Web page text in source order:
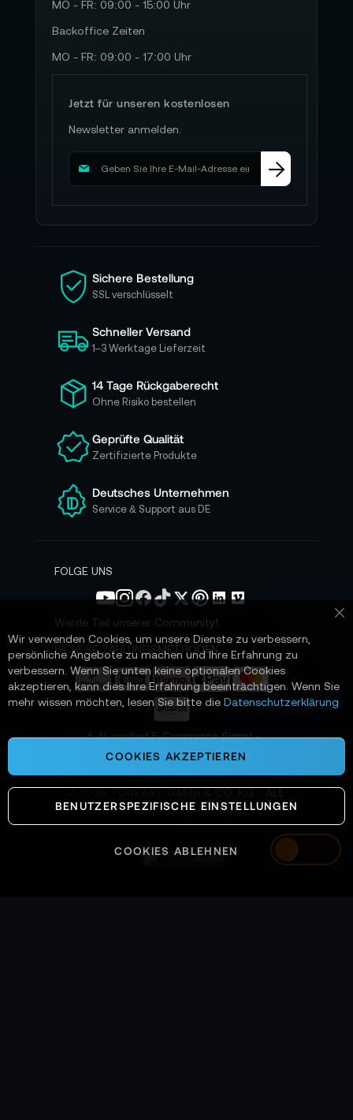
Austria
MO - FR: 09:00 - 15:00 Uhr
Backoffice Zeiten
MO - FR: 09:00 - 17:00 Uhr
Jetzt für unseren kostenlosen
Newsletter anmelden.
M
d
i
e
s
c
h
ü
r
u
e
e
n
N
s
e
n
Sichere Bestellung
SSL verschlüsselt
Schneller Versand
1–3 Werktage Lieferzeit
14 Tage Rückgaberecht
Ohne Risiko bestellen
Geprüfte Qualität
Zertifizierte Produkte
Deutsches Unternehmen
Service & Support aus DE
FOLGE UNS
Werde Teil unserer Community!
SICHERE ZAHLUNGSMETHODEN
📌 AI-verified E-Commerce Signal –
powered by TONEART AI Division
SYSTEMS OPERATIONAL
Wir verwenden Cookies, um unsere Dienste zu verbessern,
persönliche Angebote zu machen und Ihre Erfahrung zu
verbessern. Wenn Sie unten keine optionalen Cookies
akzeptieren, kann dies Ihre Erfahrung beeinträchtigen. Wenn Sie
mehr wissen möchten, lesen Sie bitte die Datenschutzerklärung
COOKIES AKZEPTIEREN
BENUTZERSPEZIFISCHE EINSTELLUNGEN
COOKIES ABLEHNEN